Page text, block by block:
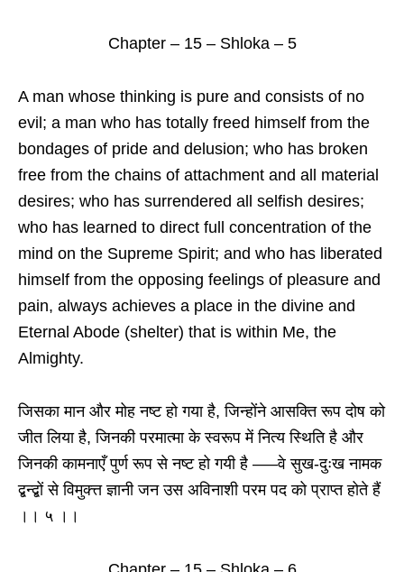
Chapter – 15 – Shloka – 5
A man whose thinking is pure and consists of no
evil; a man who has totally freed himself from the
bondages of pride and delusion; who has broken
free from the chains of attachment and all material
desires; who has surrendered all selfish desires;
who has learned to direct full concentration of the
mind on the Supreme Spirit; and who has liberated
himself from the opposing feelings of pleasure and
pain, always achieves a place in the divine and
Eternal Abode (shelter) that is within Me, the
Almighty.
जिसका मान और मोह नष्ट हो गया है, जिन्होंने आसक्ति रूप दोष को
जीत लिया है, जिनकी परमात्मा के स्वरूप में नित्य स्थिति है और
जिनकी कामनाएँ पुर्ण रूप से नष्ट हो गयी है —–वे सुख-दुःख नामक
द्बन्द्बों से विमुक्त्त ज्ञानी जन उस अविनाशी परम पद को प्राप्त होते हैं
।। ५ ।।